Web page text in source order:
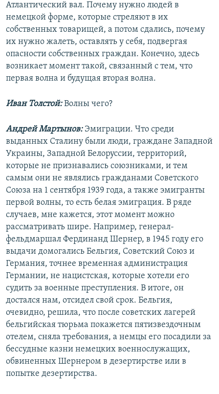
Атлантический вал. Почему нужно людей в
немецкой форме, которые стреляют в их
собственных товарищей, а потом сдались, почему
их нужно жалеть, оставлять у себя, подвергая
опасности собственных граждан. Конечно, здесь
возникает момент такой, связанный с тем, что
первая волна и будущая вторая волна.
Иван Толстой:Волны чего?
Андрей Мартынов: Эмиграции. Что среди
выданных Сталину были люди, граждане Западной
Украины, Западной Белоруссии, территорий,
которые не признавались союзниками, и тем
самым они не являлись гражданами Советского
Союза на 1 сентября 1939 года, а также эмигранты
первой волны, то есть белая эмиграция. В ряде
случаев, мне кажется, этот момент можно
рассматривать шире. Например, генерал-
фельдмаршал Фердинанд Шернер, в 1945 году его
выдачи домогались Бельгия, Советский Союз и
Германия, точнее временная администрация
Германии, не нацистская, которые хотели его
судить за военные преступления. В итоге, он
достался нам, отсидел свой срок. Бельгия,
очевидно, решила, что после советских лагерей
бельгийская тюрьма покажется пятизвездочным
отелем, сняла требования, а немцы его посадили за
бессудные казни немецких военнослужащих,
обвиненных Шернером в дезертирстве или в
попытке дезертирства.